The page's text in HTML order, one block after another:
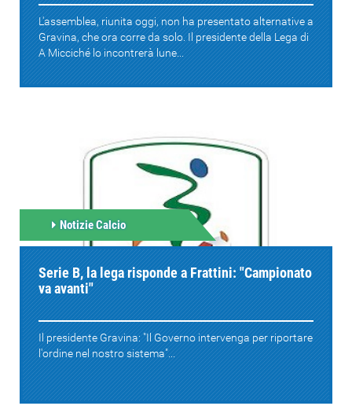
L'assemblea, riunita oggi, non ha presentato alternative a
Gravina, che ora corre da solo. Il presidente della Lega di
A Micciché lo incontrerà lune...
Notizie Calcio
Serie B, la lega risponde a Frattini: "Campionato
va avanti"
Il presidente Gravina: "Il Governo intervenga per riportare
l'ordine nel nostro sistema"...